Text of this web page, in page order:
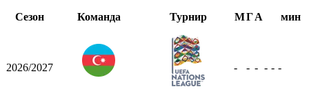
Сезон
Команда Турнир МГА мин
2026/2027 - - - - - -